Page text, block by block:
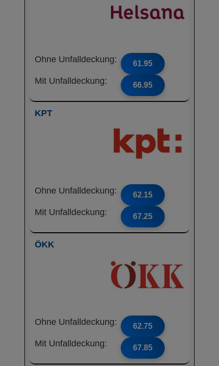
Ohne Unfalldeckung: 61.95
Mit Unfalldeckung: 66.95
KPT
Ohne Unfalldeckung: 62.15
Mit Unfalldeckung: 67.25
ÖKK
Ohne Unfalldeckung: 62.75
Mit Unfalldeckung: 67.85